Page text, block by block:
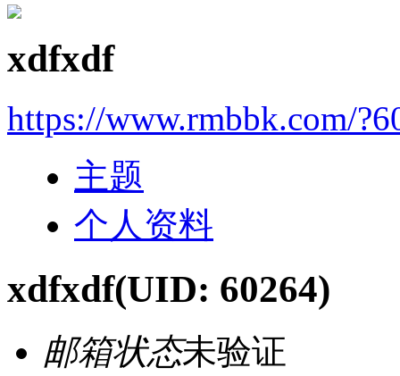
xdfxdf
https://www.rmbbk.com/
主题
个人资料
xdfxdf(UID: 60264)
邮箱状态未验证